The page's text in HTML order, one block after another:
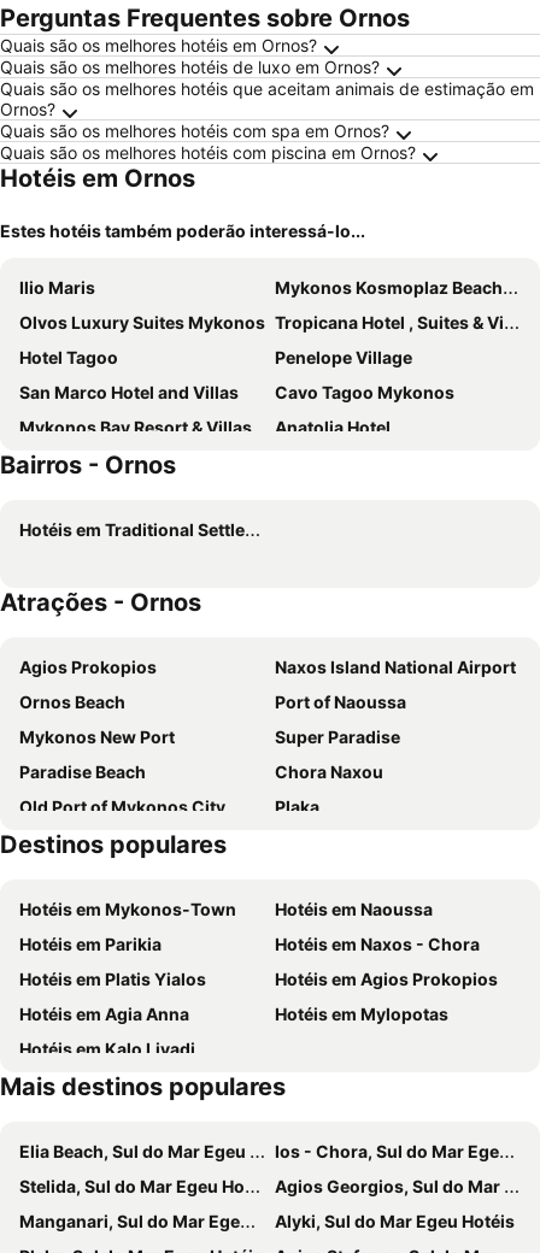
Perguntas Frequentes sobre Ornos
Quais são os melhores hotéis em Ornos?
Quais são os melhores hotéis de luxo em Ornos?
Quais são os melhores hotéis que aceitam animais de estimação em
Ornos?
Quais são os melhores hotéis com spa em Ornos?
Quais são os melhores hotéis com piscina em Ornos?
Hotéis em Ornos
Estes hotéis também poderão interessá-lo...
Ilio Maris
Mykonos Kosmoplaz Beach Resort Hotel
Olvos Luxury Suites Mykonos Tropicana Hotel , Suites & Villas Mykonos
Hotel Tagoo
Penelope Village
San Marco Hotel and Villas
Cavo Tagoo Mykonos
Mykonos Bay Resort & Villas
Anatolia Hotel
Matogianni Hotel
Lithos by Spyros & Flora
Kouros Hotel & Suites
Greco Philia Hotel Boutique
Absolute Mykonos Suites & More
Petasos Chic Hotel
Peristeronas Village
Alexandros Mykonos Hotel
Grace Mykonos
Aeonic Suites and Spa
Giannoulaki Hotel
Semeli Hotel Mykonos
Myconian Panoptis Escape - Small Luxury Hotels of the World
Anna-Maria Mykonos Hotel
Harmony Boutique Hotel
Mykonos View Hotel
Paradision Hotel
Cyclades Blue
Ubud Mykonos
Despotiko Hotel
Asty Mykonos Hotel & Spa - World of One Hotel Group
Vencia Boutique Hotel
Mykonos Essence Adults Only
Fresh Boutique Hotel
Rocabella Mykonos Hotel
Dionysos Luxury Hotel Mykonos
Mykonos Ammos Hotel
Ivi Mykonean Suites Mimoza Ornos Beach
Elena Studios & Suites
Amperian Mykonos Suites & Villas
Filoxenia Apartments
Bairros - Ornos
Hotéis em Traditional Settlement of Mykonos
Atrações - Ornos
Agios Prokopios
Naxos Island National Airport
Ornos Beach
Port of Naoussa
Mykonos New Port
Super Paradise
Paradise Beach
Chora Naxou
Old Port of Mykonos City
Plaka
Glyfada
Paranga Beach
Syros Port
Punda Beach Club
Traditional Settlement of Mykonos
Elia
Agia Thalassa
Korfos
Dimotiko Stadio Mykonou
Agios Ioannis Beach
Marco Polo
Platy Yialos Beach
Antiparos Cave
Castle Hill
Megas Gialos
KTEL Mykonou
Foinikas
Destinos populares
Hotéis em Mykonos-Town
Hotéis em Naoussa
Hotéis em Parikia
Hotéis em Naxos - Chora
Hotéis em Platis Yialos
Hotéis em Agios Prokopios
Hotéis em Agia Anna
Hotéis em Mylopotas
Hotéis em Kalo Livadi
Mais destinos populares
Elia Beach, Sul do Mar Egeu Hotéis
Ios - Chora, Sul do Mar Egeu Hotéis
Stelida, Sul do Mar Egeu Hotéis
Agios Georgios, Sul do Mar Egeu Hotéis
Manganari, Sul do Mar Egeu Hotéis
Alyki, Sul do Mar Egeu Hotéis